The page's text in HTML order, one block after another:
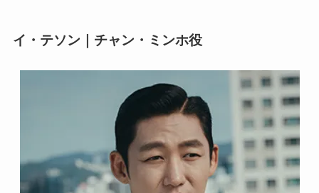
イ・テソン｜チャン・ミンホ役